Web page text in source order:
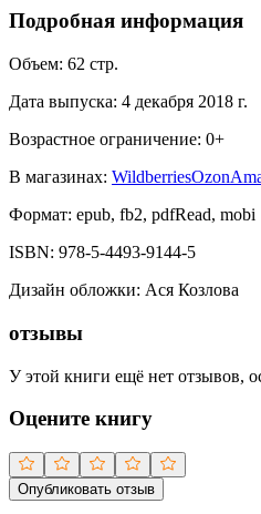
Подробная информация
Объем: 62 стр.
Дата выпуска: 4 декабря 2018 г.
Возрастное ограничение: 0+
В магазинах: WildberriesOzon
Формат: epub, fb2, pdfRead, mobi
ISBN: 978-5-4493-9144-5
Дизайн обложки: Ася Козлова
отзывы
У этой книги ещё нет отзывов,
Оцените книгу
Опубликовать отзыв